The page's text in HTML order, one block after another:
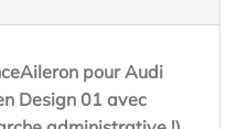
pour Audi
Design 01 avec